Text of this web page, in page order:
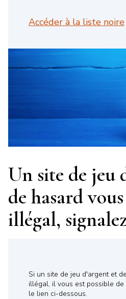
Accéder à la liste noire
Un site de jeu
de hasard
illégal,
Si un site de jeu d'argent et
illégal, il vous est possible
le lien ci-dessous.